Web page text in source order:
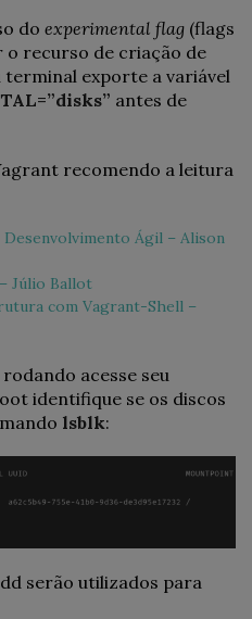
do experimental flag (flags
recurso de criação de
terminal exporte a variável
antes de
recomendo a leitura
Ágil – Alison
Júlio Ballot
com Vagrant-Shell –
acesse seu
identifique se os discos
lsblk:
serão utilizados para